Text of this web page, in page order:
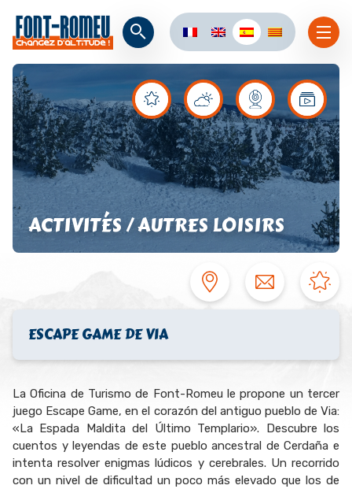
ACTIVITÉS / AUTRES LOISIRS
ESCAPE GAME DE VIA
La Oficina de Turismo de Font-Romeu le propone un tercer
juego Escape Game, en el corazón del antiguo pueblo de Via:
«La Espada Maldita del Último Templario». Descubre los
cuentos y leyendas de este pueblo ancestral de Cerdaña e
intenta resolver enigmas lúdicos y cerebrales. Un recorrido
con un nivel de dificultad un poco más elevado que los de